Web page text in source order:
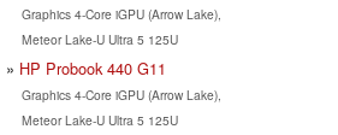
Graphics 4-Core iGPU (Arrow Lake),
Meteor Lake-U Ultra 5 125U
HP Probook 440 G11
Graphics 4-Core iGPU (Arrow Lake),
Meteor Lake-U Ultra 5 125U